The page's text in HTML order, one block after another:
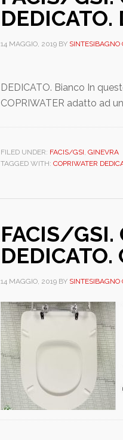
DEDICATO.
14 MAGGIO, 2019BY SINTESIBAGNO
DEDICATO. Bianco In
COPRIWATER adatto ad
FILED UNDER: FACIS/GSI, GINEVRA
TAGGED WITH: COPRIWATER
FACIS/GSI.
DEDICATO.
14 MAGGIO, 2019BY SINTESIBAGNO